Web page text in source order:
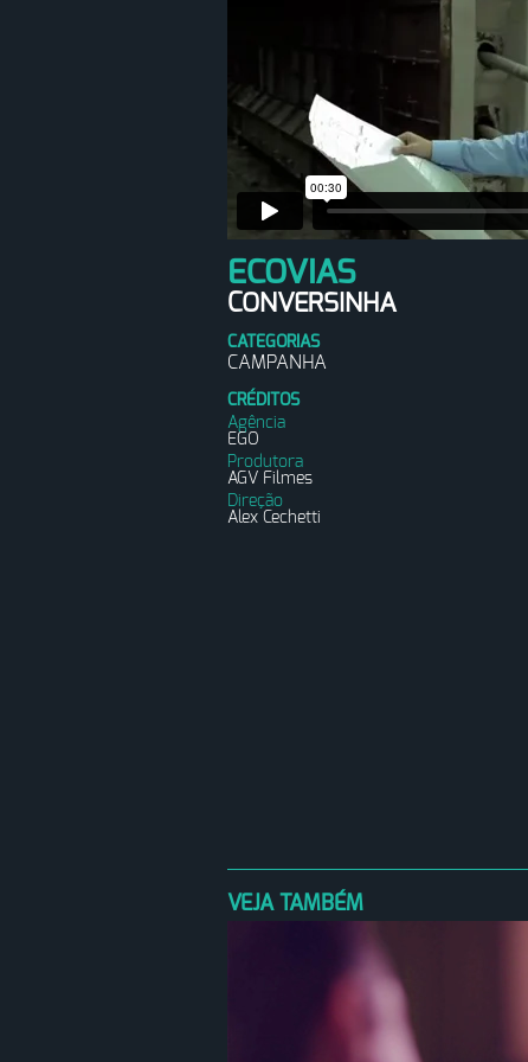
ECOVIAS
CONVERSINHA
CATEGORIAS
CAMPANHA
CRÉDITOS
Agência
EGO
Produtora
AGV Filmes
Direção
Alex Cechetti
VEJA TAMBÉM